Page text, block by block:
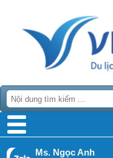
Ms. Ngọc Anh